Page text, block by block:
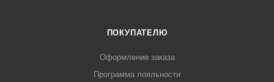
ПОКУПАТЕЛЮ
Оформление заказа
Программа лояльности